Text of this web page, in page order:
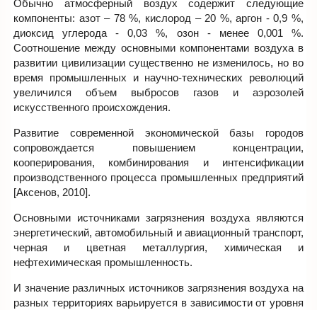
Обычно атмосферный воздух содержит следующие
компоненты: азот – 78 %, кислород – 20 %, аргон - 0,9 %,
диоксид углерода - 0,03 %, озон - менее 0,001 %.
Соотношение между основными компонентами воздуха в
развитии цивилизации существенно не изменилось, но во
время промышленных и научно-технических революций
увеличился объем выбросов газов и аэрозолей
искусственного происхождения.
Развитие современной экономической базы городов
сопровождается повышением концентрации,
кооперирования, комбинирования и интенсификации
производственного процесса промышленных предприятий
[Аксенов, 2010].
Основными источниками загрязнения воздуха являются
энергетический, автомобильный и авиационный транспорт,
черная и цветная металлургия, химическая и
нефтехимическая промышленность.
И значение различных источников загрязнения воздуха на
разных территориях варьируется в зависимости от уровня